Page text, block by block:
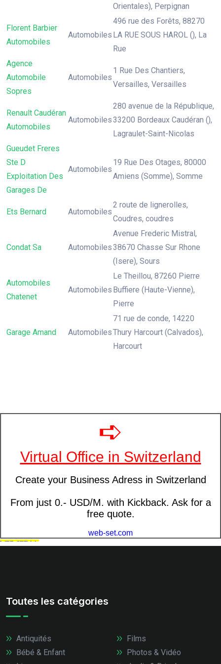
Orientales), Perpignan
Florent Barbier
Automobiles
Automobiles
496 rue des Forêts, 88270
LA RUE SOUS HAROL (), La
Rue
Agence
Automobile
Sopres
Automobiles
1 Rue Des Chantiers,
Versailles, Versailles
Renault Caudéran
Automobiles
Automobiles
280 avenue de la République,
33200 Bordeaux Caudéran (),
Lagraulet-Saint-Nicolas
Gueudet Freres
Ste D
Exploitation Des
Garages De
Automobiles
19 Rue Des Otages, 80000
Amiens (Somme), Somme
Ets Bernard Automobiles
2 route de lignerolles,
Coudres, coudres
Condat Sa Automobiles
Avenue Frederic Mistral,
38670 Chasse Sur Rhone
(Isere), Sours
Automobiles
Chatenet
Automobiles
Le Theillou, 87260 Pierre
Buffiere (Haute-Vienne),
Pierre
Garage Amand Automobiles
71 rue de conde, 14220
Thury Harcourt (Calvados),
Harcourt
Toutes les catégories
Antiquités
Bébé & Enfant
Films
Photos & Vidéo